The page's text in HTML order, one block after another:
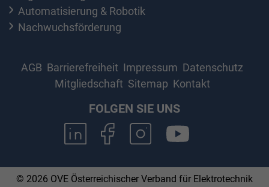
Automatisierung & Robotik
Nachwuchsförderung
AGB Barrierefreiheit Impressum Datenschutz
Mitgliedschaft Sitemap Kontakt
FOLGEN SIE UNS
© 2026 OVE Österreichischer Verband für Elektrotechnik